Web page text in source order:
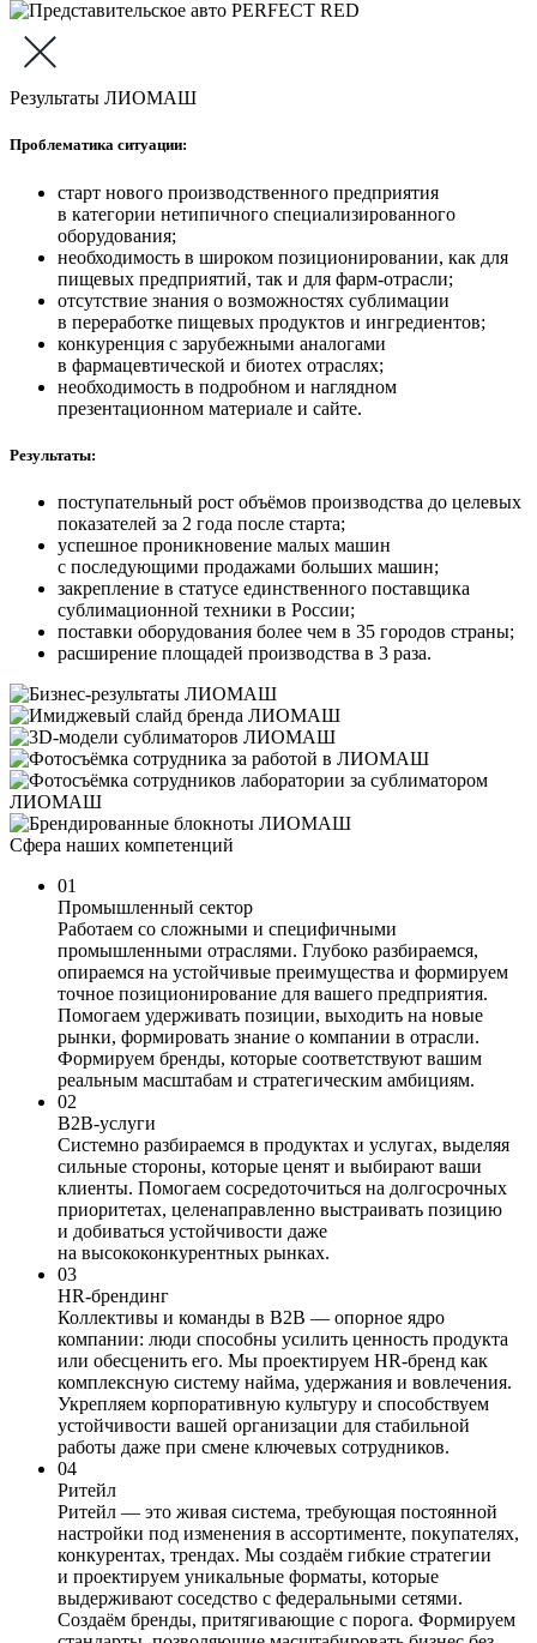
Результаты ЛИОМАШ
Проблематика ситуации:
старт нового производственного предприятия
в категории нетипичного специализированного
оборудования;
необходимость в широком позиционировании, как для
пищевых предприятий, так и для фарм-отрасли;
отсутствие знания о возможностях сублимации
в переработке пищевых продуктов и ингредиентов;
конкуренция с зарубежными аналогами
в фармацевтической и биотех отраслях;
необходимость в подробном и наглядном
презентационном материале и сайте.
Результаты:
поступательный рост объёмов производства до целевых
показателей за 2 года после старта;
успешное проникновение малых машин
с последующими продажами больших машин;
закрепление в статусе единственного поставщика
сублимационной техники в России;
поставки оборудования более чем в 35 городов страны;
расширение площадей производства в 3 раза.
Сфера наших компетенций
01
Промышленный сектор
Работаем со сложными и специфичными
промышленными отраслями. Глубоко разбираемся,
опираемся на устойчивые преимущества и формируем
точное позиционирование для вашего предприятия.
Помогаем удерживать позиции, выходить на новые
рынки, формировать знание о компании в отрасли.
Формируем бренды, которые соответствуют вашим
реальным масштабам и стратегическим амбициям.
02
B2B-услуги
Системно разбираемся в продуктах и услугах, выделяя
сильные стороны, которые ценят и выбирают ваши
клиенты. Помогаем сосредоточиться на долгосрочных
приоритетах, целенаправленно выстраивать позицию
и добиваться устойчивости даже
на высококонкурентных рынках.
03
HR-брендинг
Коллективы и команды в В2В — опорное ядро
компании: люди способны усилить ценность продукта
или обесценить его. Мы проектируем HR-бренд как
комплексную систему найма, удержания и вовлечения.
Укрепляем корпоративную культуру и способствуем
устойчивости вашей организации для стабильной
работы даже при смене ключевых сотрудников.
04
Ритейл
Ритейл — это живая система, требующая постоянной
настройки под изменения в ассортименте, покупателях,
конкурентах, трендах. Мы создаём гибкие стратегии
и проектируем уникальные форматы, которые
выдерживают соседство с федеральными сетями.
Создаём бренды, притягивающие с порога. Формируем